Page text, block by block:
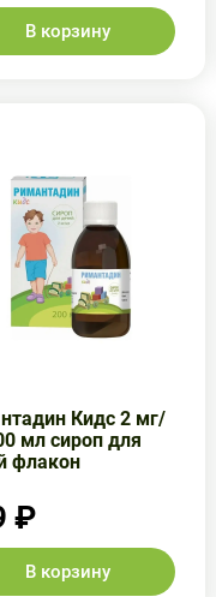
В корзину
Кидс 2 мг/
мл сироп для
флакон
₽
В корзину